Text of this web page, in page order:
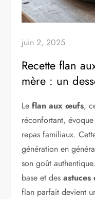
juin 2, 2025
Recette flan
mère : un
Leflan aux œufs,
réconfortant,
repas familiaux.
génération en
son goût
base et des
flan parfait devient